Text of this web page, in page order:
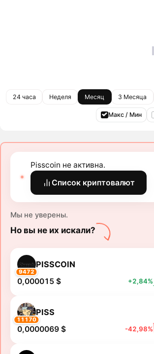
24 часа Неделя Месяц 3 Месяца
Макс / Мин
Pisscoin не активна.
Список криптовалют
Мы не уверены.
Но вы не их искали?
9472
PISSCOIN
0,000015 $ +2,84%
11170
PISS
0,0000069 $ -42,98%